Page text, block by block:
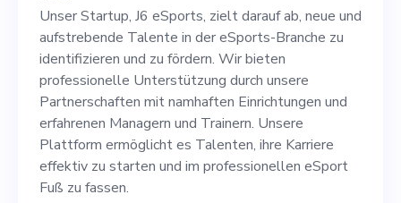
Aufbau und die Führung
eines engagierten Teams,
das unseren Spielern hilft,
ihre Karriere im eSports
voranzutreiben. Die
Anforderungen
Unser Startup, J6 eSports, zielt darauf ab, neue und
aufstrebende Talente in der eSports-Branche zu
identifizieren und zu fördern. Wir bieten
professionelle Unterstützung durch unsere
Partnerschaften mit namhaften Einrichtungen und
erfahrenen Managern und Trainern. Unsere
Plattform ermöglicht es Talenten, ihre Karriere
effektiv zu starten und im professionellen eSport
Fuß zu fassen.